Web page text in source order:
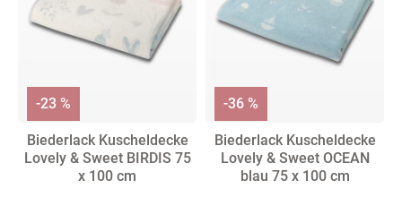
Biederlack Kuscheldecke
Lovely & Sweet BIRDIS 75
x 100 cm
-23 %
Biederlack Kuscheldecke
Lovely & Sweet OCEAN
blau 75 x 100 cm
-36 %